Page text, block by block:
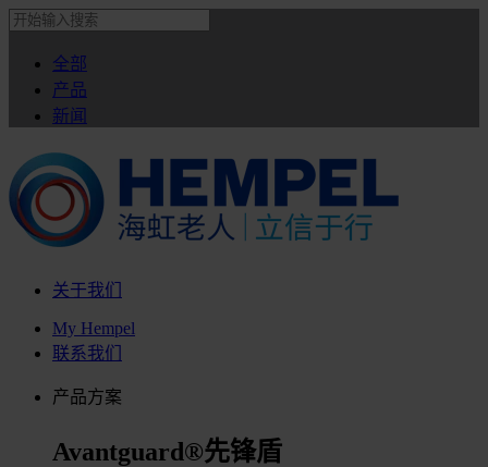
全部
产品
新闻
关于我们
My Hempel
联系我们
产品方案
Avantguard®先锋盾